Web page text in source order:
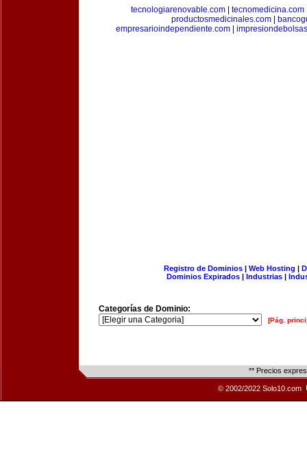
tecnologiarenovable.com
tecnomedicina.com
productosmedicinales.com|
empresarioindependiente.com
Registro de Dominios| Web Hosting |
Dominios Expirados | Industrias |
Categorías de Dominio:
[Pág.
** Precios
© 2002/2022 Solo10.com